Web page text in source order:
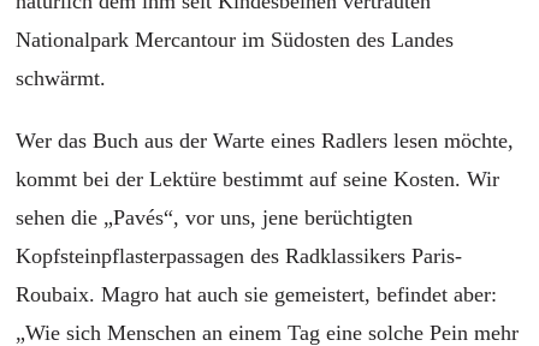
Nationalpark Mercantour im Südosten des Landes
schwärmt.
Wer das Buch aus der Warte eines Radlers lesen möchte,
kommt bei der Lektüre bestimmt auf seine Kosten. Wir
sehen die „Pavés“, vor uns, jene berüchtigten
Kopfsteinpflasterpassagen des Radklassikers Paris-
Roubaix. Magro hat auch sie gemeistert, befindet aber:
„Wie sich Menschen an einem Tag eine solche Pein mehr